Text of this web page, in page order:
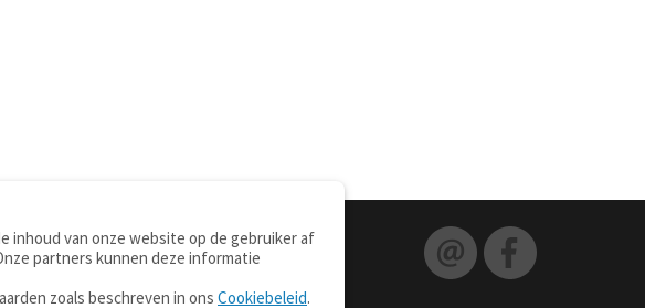
- Engels
- Duits
inhoud van onze website op de gebruiker af
partners kunnen deze informatie
zoals beschreven in ons Cookiebeleid.